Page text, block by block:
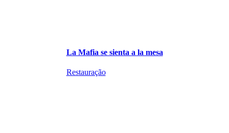
La Mafia se sienta a la mesa
Restauração